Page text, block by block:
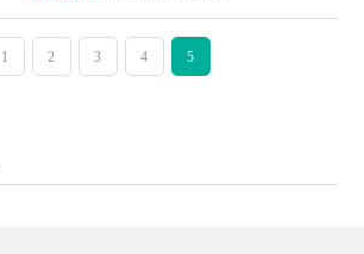
1 2 3 4 5